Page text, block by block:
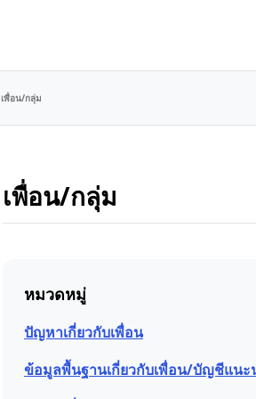
เพื่อน/กลุ่ม
เพื่อน/กลุ่ม
หมวดหมู่
ปัญหาเกี่ยวกับเพื่อน
ข้อมูลพื้นฐานเกี่ยวกับเพื่อน/บัญชีแนะ